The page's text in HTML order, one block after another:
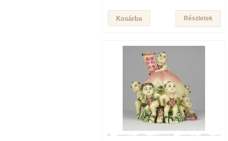
Részletek